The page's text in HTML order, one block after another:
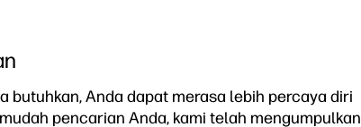
butuhkan, Anda dapat merasa lebih percaya diri
pencarian Anda, kami telah mengumpulkan